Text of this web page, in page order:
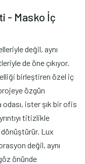
- Masko İç
değil, aynı
de öne çıkıyor.
birleştiren özel iç
özgün
ister şık bir ofis
titizlikle
dönüştürür. Lux
değil, aynı
önünde